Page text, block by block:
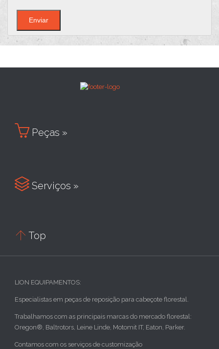
 Peças »
 Serviços »
 Top
LION EQUIPAMENTOS:
Especialistas em peças de reposição para cabeçote florestal.
Trabalhamos com as principais marcas do mercado florestal:
Oregon®, Baltrotors, Leine Linde, Motomit IT, Eaton, Parker.
Contamos com os serviços de customização